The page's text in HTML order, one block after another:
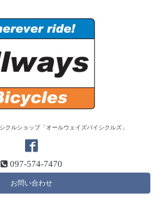
クルショップ「オールウェイズバイシクルズ」
097-574-7470
お問い合わせ